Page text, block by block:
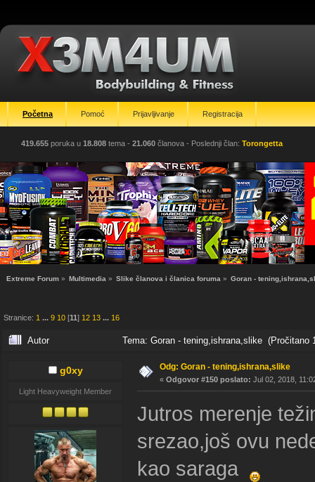
Početna Pomoć Prijavljivanje Registracija
419.655 poruka u 18.808 tema - 21.060 članova - Poslednji član: Torongetta
Extreme Forum » Multimedia » Slike članova i članica foruma » Goran -
Stranice:1 ...9 10 [11]12 13 ...16
Autor Tema: Goran - tening,ishrana,slike (Pročitano
g0xy
Light Heavyweight Member
Odg: Goran - tening,ishrana,slike
« Odgovor #150 poslato: Jul 02, 2018,
Jutros merenje
srezao,još ovu
kao saraga